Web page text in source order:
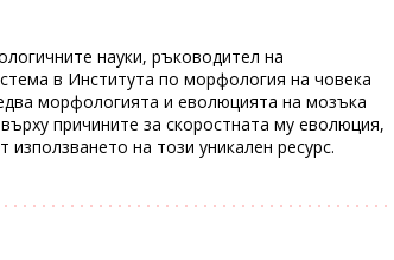
науки, ръководител на
в Института по морфология на човека
морфологията и еволюцията на мозъка
причините за скоростната му еволюция,
използването на този уникален ресурс.